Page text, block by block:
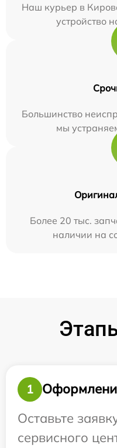
Наш курьер в
устройство
Большинство
мы
Более 20 тыс.
наличии на
1
Оставьте
сервисного